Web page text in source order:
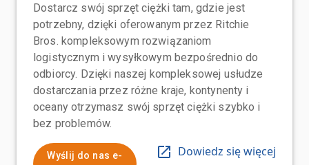
Dostarcz swój sprzęt ciężki tam, gdzie jest
potrzebny, dzięki oferowanym przez Ritchie
Bros. kompleksowym rozwiązaniom
logistycznym i wysyłkowym bezpośrednio do
odbiorcy. Dzięki naszej kompleksowej usłudze
dostarczania przez różne kraje, kontynenty i
oceany otrzymasz swój sprzęt ciężki szybko i
bez problemów.
Wyślij do nas e-
Dowiedz się więcej